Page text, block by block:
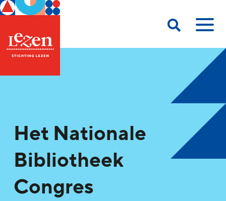
Het Nationale
Bibliotheek
Congres